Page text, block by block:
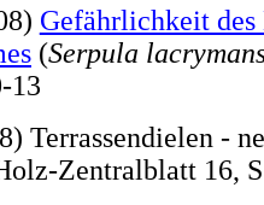
Gefährlichkeit des
(Serpula
13
Terrassendielen -
Zentralblatt 16,